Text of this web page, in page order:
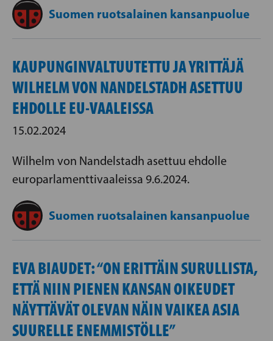
Suomen ruotsalainen kansanpuolue
KAUPUNGINVALTUUTETTU JA YRITTÄJÄ
WILHELM VON NANDELSTADH ASETTUU
EHDOLLE EU-VAALEISSA
15.02.2024
Wilhelm von Nandelstadh asettuu ehdolle
europarlamenttivaaleissa 9.6.2024.
Suomen ruotsalainen kansanpuolue
EVA BIAUDET: “ON ERITTÄIN SURULLISTA,
ETTÄ NIIN PIENEN KANSAN OIKEUDET
NÄYTTÄVÄT OLEVAN NÄIN VAIKEA ASIA
SUURELLE ENEMMISTÖLLE”